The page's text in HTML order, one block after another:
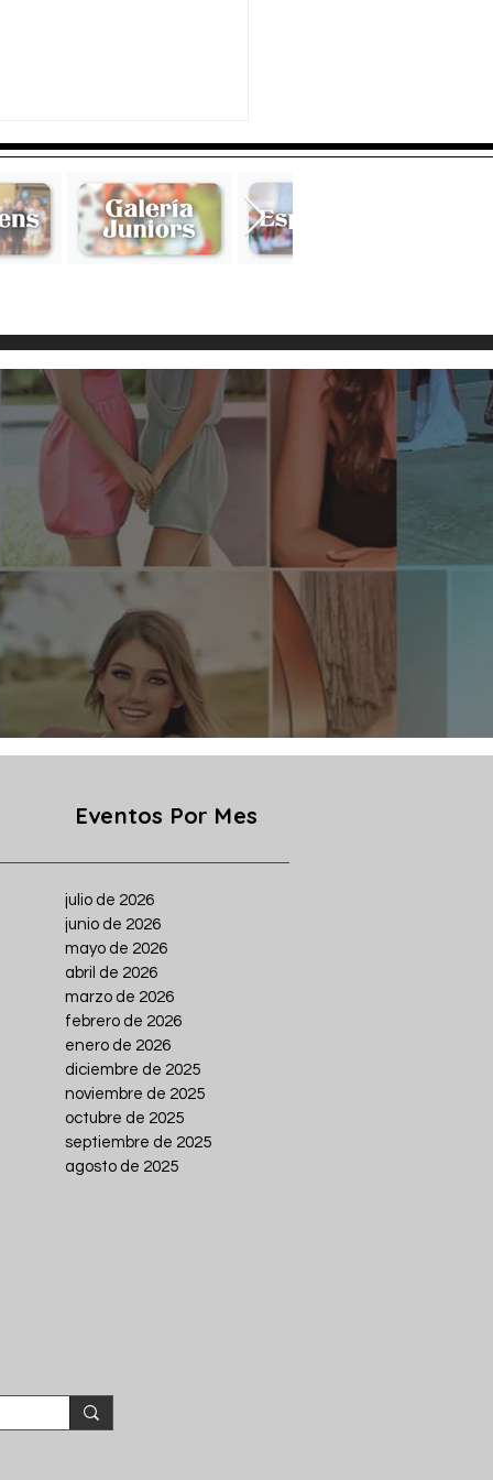
Eventos Por Mes
julio de 2026
junio de 2026
mayo de 2026
abril de 2026
marzo de 2026
febrero de 2026
enero de 2026
diciembre de 2025
noviembre de 2025
octubre de 2025
septiembre de 2025
agosto de 2025